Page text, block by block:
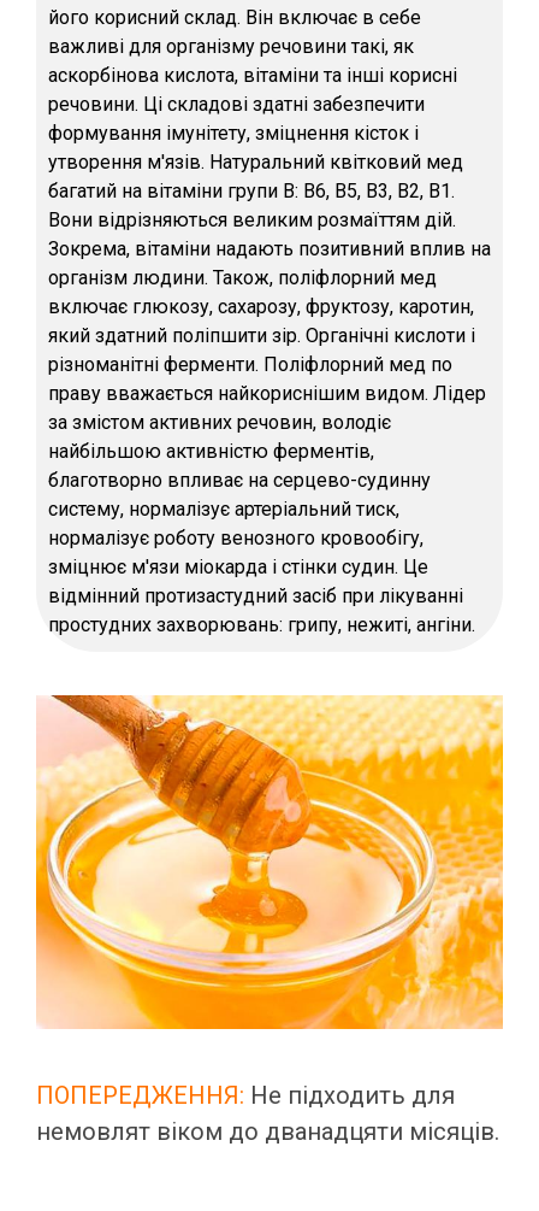
його корисний склад. Він включає в себе
важливі для організму речовини такі, як
аскорбінова кислота, вітаміни та інші корисні
речовини. Ці складові здатні забезпечити
формування імунітету, зміцнення кісток і
утворення м'язів. Натуральний квітковий мед
багатий на вітаміни групи В: В6, В5, В3, В2, В1.
Вони відрізняються великим розмаїттям дій.
Зокрема, вітаміни надають позитивний вплив на
організм людини. Також, поліфлорний мед
включає глюкозу, сахарозу, фруктозу, каротин,
який здатний поліпшити зір. Органічні кислоти і
різноманітні ферменти. Поліфлорний мед по
праву вважається найкориснішим видом. Лідер
за змістом активних речовин, володіє
найбільшою активністю ферментів,
благотворно впливає на серцево-судинну
систему, нормалізує артеріальний тиск,
нормалізує роботу венозного кровообігу,
зміцнює м'язи міокарда і стінки судин. Це
відмінний протизастудний засіб при лікуванні
простудних захворювань: грипу, нежиті, ангіни.
ПОПЕРЕДЖЕННЯ: Не підходить для
немовлят віком до дванадцяти місяців.